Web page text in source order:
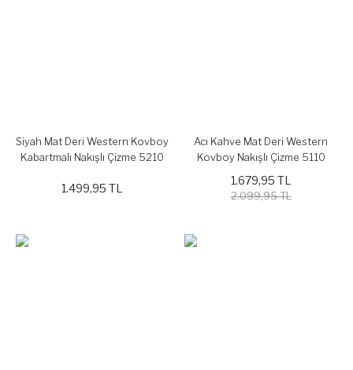
Siyah Mat Deri Western Kovboy
Kabartmalı Nakışlı Çizme 5210
1.499,95 TL
Acı Kahve Mat Deri Western
Kovboy Nakışlı Çizme 5110
1.679,95 TL
2.099,95 TL